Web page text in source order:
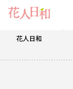
花人日和